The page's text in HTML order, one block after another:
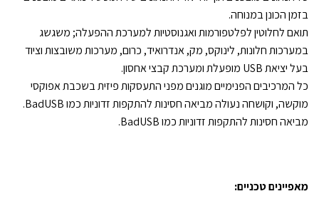
בזמן הכונן במנוחה.
תואם לחלוטין לפלטפורמות ואגנוסטיות למערכת ההפעלה; משגשג
במערכות חלונות, לינוקס, מק, אנדרואיד, כרום, מערכות משובצות וציוד
בעל יציאת USB מופעלת ומערכת קבצי אחסון.
כל המרכיבים הפנימיים מוגנים מפני התעסקות פיזית בשכבת אפוקסי
מוקשה, וקושחה נעולה מביאה חסינות להתקפות זדוניות כמו BadUSB.
מביאה חסינות להתקפות זדוניות כמו BadUSB.
מאפיינים טכניים: